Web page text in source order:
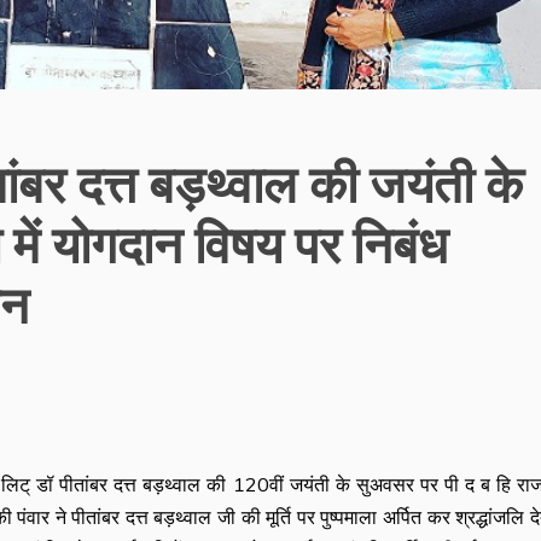
दत्त बड़थ्वाल की जयंती के
योगदान विषय पर निबंध
डॉ पीतांबर दत्त बड़थ्वाल की 120वीं जयंती के सुअवसर पर पी द ब हि
पंवार ने पीतांबर दत्त बड़थ्वाल जी की मूर्ति पर पुष्पमाला अर्पित कर श्रद्धांजलि